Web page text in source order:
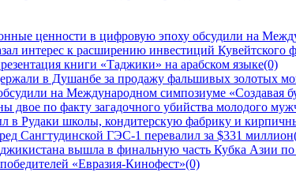
ценности в цифровую эпоху обсудили на
интерес к расширению инвестиций Кувейтского
книги «Таджики» на арабском языке(0)
в Душанбе за продажу фальшивых золотых
на Международном симпозиуме «Создавая
двое по факту загадочного убийства молодого
в Рудаки школы, кондитерскую фабрику и
Сангтудинской ГЭС-1 перевалил за $331 миллион
вышла в финальную часть Кубка Азии
«Евразия-Кинофест»(0)